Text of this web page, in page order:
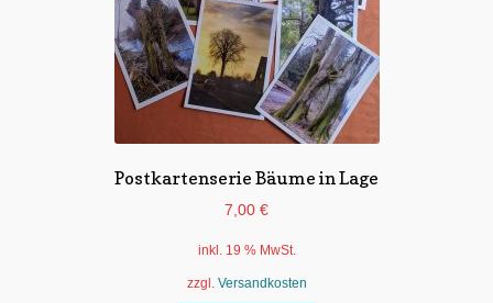
Postkartenserie Bäume in Lage
7,00 €
inkl. 19 % MwSt.
zzgl. Versandkosten